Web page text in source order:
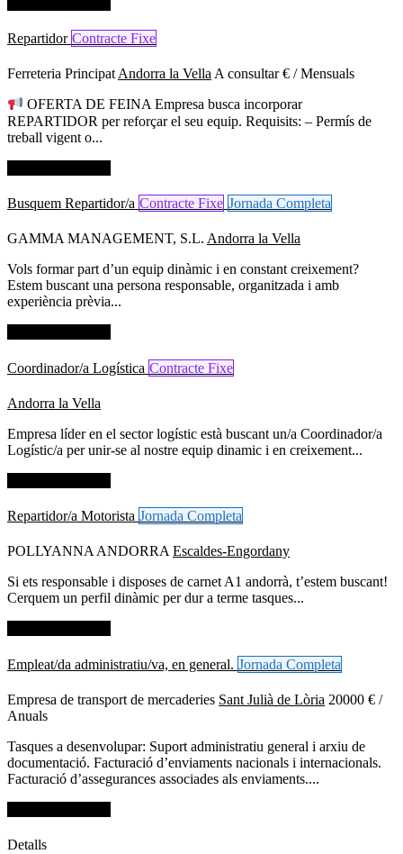
Repartidor Contracte Fixe
Ferreteria Principat Andorra la Vella A consultar € / Mensuals
OFERTA DE FEINA Empresa busca incorporar
REPARTIDOR per reforçar el seu equip. Requisits: – Permís de
treball vigent o...
Busquem Repartidor/a Contracte Fixe Jornada Completa
GAMMA MANAGEMENT, S.L. Andorra la Vella
Vols formar part d’un equip dinàmic i en constant creixement?
Estem buscant una persona responsable, organitzada i amb
experiència prèvia...
Coordinador/a Logística Contracte Fixe
Andorra la Vella
Empresa líder en el sector logístic està buscant un/a Coordinador/a
Logístic/a per unir-se al nostre equip dinamic i en creixement...
Repartidor/a Motorista Jornada Completa
POLLYANNA ANDORRA Escaldes-Engordany
Si ets responsable i disposes de carnet A1 andorrà, t’estem buscant!
Cerquem un perfil dinàmic per dur a terme tasques...
Empleat/da administratiu/va, en general. Jornada Completa
Empresa de transport de mercaderies Sant Julià de Lòria 20000 € /
Anuals
Tasques a desenvolupar: Suport administratiu general i arxiu de
documentació. Facturació d’enviaments nacionals i internacionals.
Facturació d’assegurances associades als enviaments....
Detalls